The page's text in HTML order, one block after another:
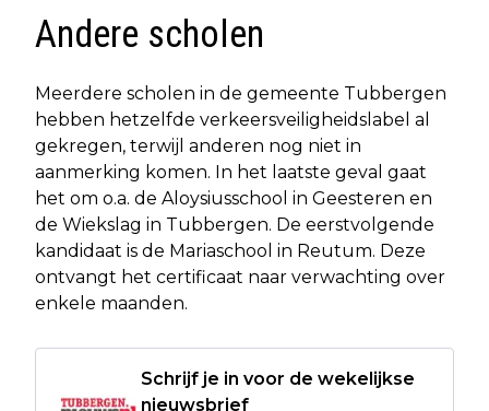
Andere scholen
Meerdere scholen in de gemeente Tubbergen
hebben hetzelfde verkeersveiligheidslabel al
gekregen, terwijl anderen nog niet in
aanmerking komen. In het laatste geval gaat
het om o.a. de Aloysiusschool in Geesteren en
de Wiekslag in Tubbergen. De eerstvolgende
kandidaat is de Mariaschool in Reutum. Deze
ontvangt het certificaat naar verwachting over
enkele maanden.
Schrijf je in voor de wekelijkse
nieuwsbrief